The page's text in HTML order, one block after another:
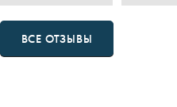
ВСЕ ОТЗЫВЫ